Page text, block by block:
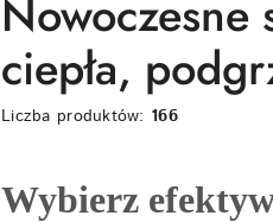
Nowoczesne
ciepła,
Liczba produktów: 166
Wybierz